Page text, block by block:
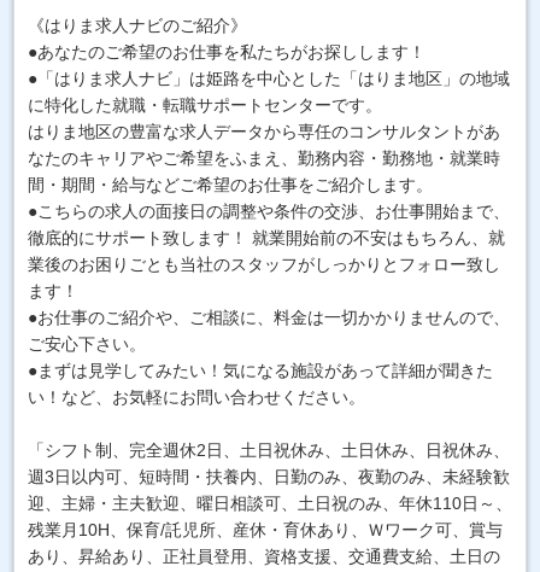
《はりま求人ナビのご紹介》
●あなたのご希望のお仕事を私たちがお探しします！
●「はりま求人ナビ」は姫路を中心とした「はりま地区」の地域
に特化した就職・転職サポートセンターです。
はりま地区の豊富な求人データから専任のコンサルタントがあ
なたのキャリアやご希望をふまえ、勤務内容・勤務地・就業時
間・期間・給与などご希望のお仕事をご紹介します。
●こちらの求人の面接日の調整や条件の交渉、お仕事開始まで、
徹底的にサポート致します！ 就業開始前の不安はもちろん、就
業後のお困りごとも当社のスタッフがしっかりとフォロー致し
ます！
●お仕事のご紹介や、ご相談に、料金は一切かかりませんので、
ご安心下さい。
●まずは見学してみたい！気になる施設があって詳細が聞きた
い！など、お気軽にお問い合わせください。
「シフト制、完全週休2日、土日祝休み、土日休み、日祝休み、
週3日以内可、短時間・扶養内、日勤のみ、夜勤のみ、未経験歓
迎、主婦・主夫歓迎、曜日相談可、土日祝のみ、年休110日～、
残業月10H、保育/託児所、産休・育休あり、Ｗワーク可、賞与
あり、昇給あり、正社員登用、資格支援、交通費支給、土日の